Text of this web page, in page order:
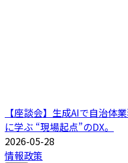
【座談会】生成AIで自治体
に学ぶ “現場起点”のDX。
2026-05-28
情報政策